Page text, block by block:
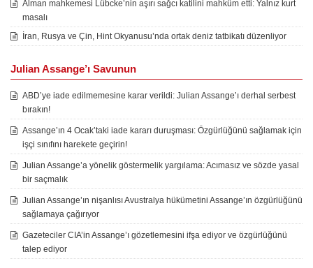
Alman mahkemesi Lübcke’nin aşırı sağcı katilini mahkûm etti: Yalnız kurt
masalı
İran, Rusya ve Çin, Hint Okyanusu’nda ortak deniz tatbikatı düzenliyor
Julian Assange’ı Savunun
ABD’ye iade edilmemesine karar verildi: Julian Assange’ı derhal serbest
bırakın!
Assange’ın 4 Ocak’taki iade kararı duruşması: Özgürlüğünü sağlamak için
işçi sınıfını harekete geçirin!
Julian Assange’a yönelik göstermelik yargılama: Acımasız ve sözde yasal
bir saçmalık
Julian Assange’ın nişanlısı Avustralya hükümetini Assange’ın özgürlüğünü
sağlamaya çağırıyor
Gazeteciler CIA’in Assange’ı gözetlemesini ifşa ediyor ve özgürlüğünü
talep ediyor